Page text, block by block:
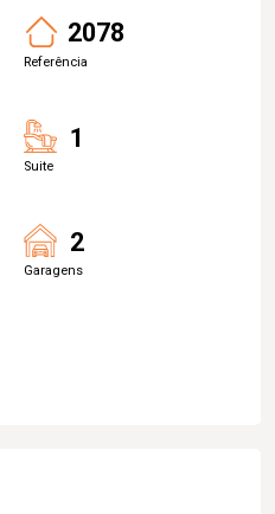
2078
Referência
1
Suite
2
Garagens